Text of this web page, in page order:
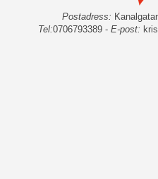
Postadress:
Tel:0706793389 - E-post: